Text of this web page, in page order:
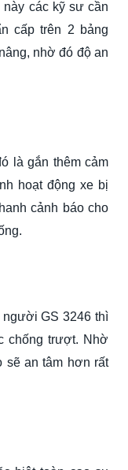
này các kỹ sư cần
cấp trên 2 bảng
nhờ đó độ an
là gắn thêm cảm
hoạt động xe bị
cảnh báo cho
GS 3246 thì
chống trượt. Nhờ
sẽ an tâm hơn rất